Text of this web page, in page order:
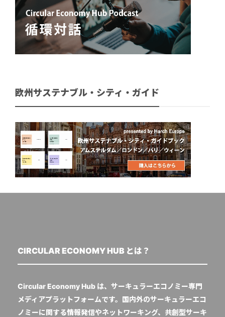
欧州サステナブル・シティ・ガイド
CIRCULAR ECONOMY HUB とは？
Circular Economy Hub は、サーキュラーエコノミー専門
メディアプラットフォームです。国内外のサーキュラーエコ
ノミーに関する情報発信やネットワーキング、共創型サーキ